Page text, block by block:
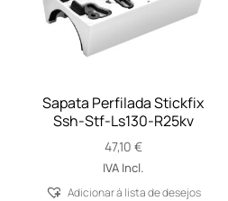
Sapata Perfilada Stickfix
Ssh-Stf-Ls130-R25kv
47,10 €
IVA Incl.
Adicionar á lista de desejos